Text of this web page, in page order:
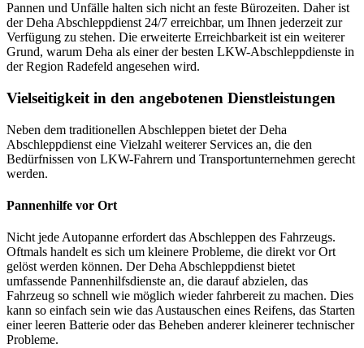
Pannen und Unfälle halten sich nicht an feste Bürozeiten. Daher ist
der Deha Abschleppdienst 24/7 erreichbar, um Ihnen jederzeit zur
Verfügung zu stehen. Die erweiterte Erreichbarkeit ist ein weiterer
Grund, warum Deha als einer der besten LKW-Abschleppdienste in
der Region Radefeld angesehen wird.
Vielseitigkeit in den angebotenen Dienstleistungen
Neben dem traditionellen Abschleppen bietet der Deha
Abschleppdienst eine Vielzahl weiterer Services an, die den
Bedürfnissen von LKW-Fahrern und Transportunternehmen gerecht
werden.
Pannenhilfe vor Ort
Nicht jede Autopanne erfordert das Abschleppen des Fahrzeugs.
Oftmals handelt es sich um kleinere Probleme, die direkt vor Ort
gelöst werden können. Der Deha Abschleppdienst bietet
umfassende Pannenhilfsdienste an, die darauf abzielen, das
Fahrzeug so schnell wie möglich wieder fahrbereit zu machen. Dies
kann so einfach sein wie das Austauschen eines Reifens, das Starten
einer leeren Batterie oder das Beheben anderer kleinerer technischer
Probleme.